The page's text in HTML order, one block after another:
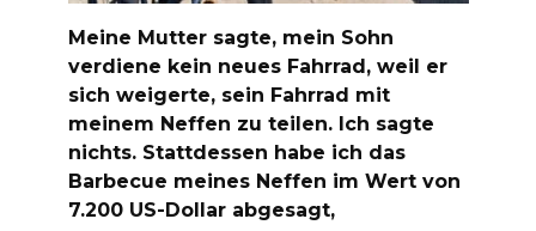
Meine Mutter sagte, mein Sohn
verdiene kein neues Fahrrad, weil er
sich weigerte, sein Fahrrad mit
meinem Neffen zu teilen. Ich sagte
nichts. Stattdessen habe ich das
Barbecue meines Neffen im Wert von
7.200 US-Dollar abgesagt,